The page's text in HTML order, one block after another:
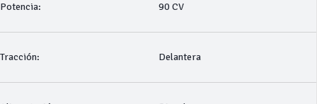
Potencia: 90 CV
Tracción: Delantera